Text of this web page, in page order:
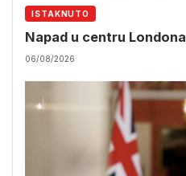
ISTAKNUTO
Napad u centru Londona
06/08/2026